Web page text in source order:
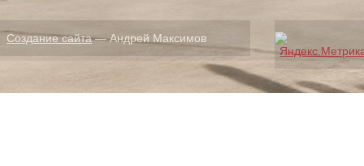
Создание сайта— Андрей Максимов